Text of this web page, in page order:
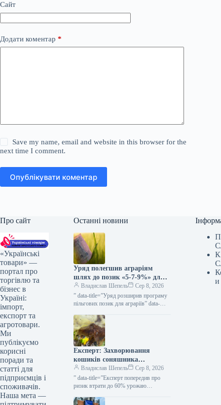
Сайт
Додати коментар *
Save my name, email and website in this browser for the
next time I comment.
Опублікувати коментар
Про сайт
«Українські
товари» —
портал про
торгівлю та
бізнес в
Україні:
імпорт,
експорт та
агротовари.
Ми
публікуємо
корисні
поради та
статті для
підприємців і
споживачів.
Наша мета —
Останні новини
Уряд полегшив аграріям
шлях до позик «5-7-9%» для
весняних посівних робіт та
виробничих завдань —
КУРКУЛЬ
Владислав Шепель
Сер 8, 2026
” data-title=”Уряд розширив програму
пільгових позик для аграріїв” data-
uryad-rozshiriv-programu-dostupnih-
kreditiv-dlya-fermeriv”> Уряд
розширив програму пільгових позик
для аграріїв 8 серпня 2026 53…
Експерт: Захворювання
кошиків соняшника
загрожують втратою до 60%
врожаю — KURKUL
Владислав Шепель
Сер 8, 2026
” data-title=”Експерт попередив про
ризик втрати до 60% урожаю
url=”https://kurkul.com/news/41847-
и